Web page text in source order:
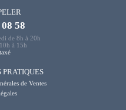
58
de 8h à 20h
à 15h
de Ventes